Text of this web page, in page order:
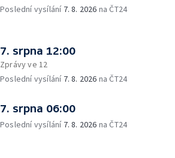
Poslední vysílání 7. 8. 2026 na ČT24
7. srpna 12:00
Zprávy ve 12
Poslední vysílání 7. 8. 2026 na ČT24
7. srpna 06:00
Poslední vysílání 7. 8. 2026 na ČT24